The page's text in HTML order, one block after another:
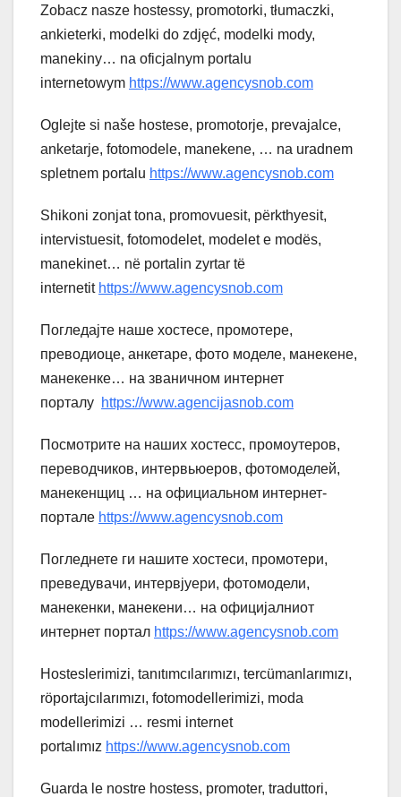
Zobacz nasze hostessy, promotorki, tłumaczki,
ankieterki, modelki do zdjęć, modelki mody,
manekiny… na oficjalnym portalu
internetowym https://www.agencysnob.com
Oglejte si naše hostese, promotorje, prevajalce,
anketarje, fotomodele, manekene, … na uradnem
spletnem portalu https://www.agencysnob.com
Shikoni zonjat tona, promovuesit, përkthyesit,
intervistuesit, fotomodelet, modelet e modës,
manekinet… në portalin zyrtar të
internetit https://www.agencysnob.com
Погледајте наше хостесе, промотере,
преводиоце, анкетаре, фото моделе, манекене,
манекенке… на званичном интернет
порталу https://www.agencijasnob.com
Посмотрите на наших хостесс, промоутеров,
переводчиков, интервьюеров, фотомоделей,
манекенщиц … на официальном интернет-
портале https://www.agencysnob.com
Погледнете ги нашите хостеси, промотери,
преведувачи, интервјуери, фотомодели,
манекенки, манекени… на официјалниот
интернет портал https://www.agencysnob.com
Hosteslerimizi, tanıtımcılarımızı, tercümanlarımızı,
röportajcılarımızı, fotomodellerimizi, moda
modellerimizi … resmi internet
portalımız https://www.agencysnob.com
Guarda le nostre hostess, promoter, traduttori,